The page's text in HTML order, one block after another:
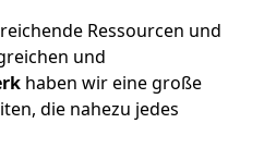
Ressourcen und
und
haben wir eine große
die nahezu jedes